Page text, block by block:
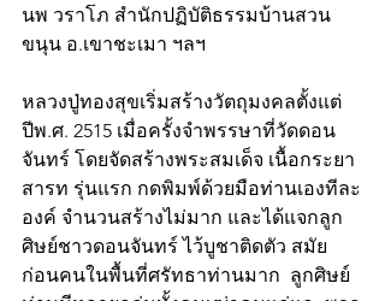
นพ วราโภ สำนักปฏิบัติธรรมบ้านสวน
ขนุน อ.เขาชะเมา ฯลฯ
หลวงปู่ทองสุขเริ่มสร้างวัตถุมงคลตั้งแต่
ปีพ.ศ. 2515 เมื่อครั้งจำพรรษาที่วัดดอน
จันทร์ โดยจัดสร้างพระสมเด็จ เนื้อกระยา
สารท รุ่นแรก กดพิมพ์ด้วยมือท่านเองทีละ
องค์ จำนวนสร้างไม่มาก และได้แจกลูก
ศิษย์ชาวดอนจันทร์ ไว้บูชาติดตัว สมัย
ก่อนคนในพื้นที่ศรัทธาท่านมาก  ลูกศิษย์